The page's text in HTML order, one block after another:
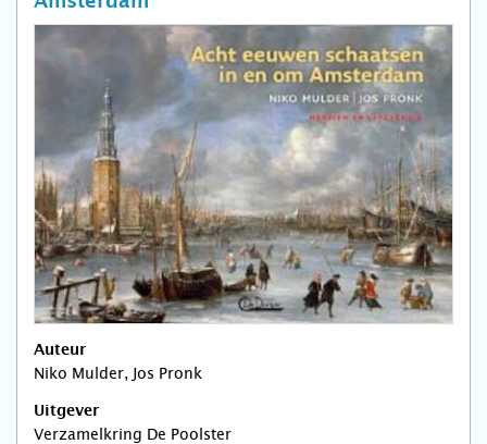
Auteur
Niko Mulder, Jos Pronk
Uitgever
Verzamelkring De Poolster